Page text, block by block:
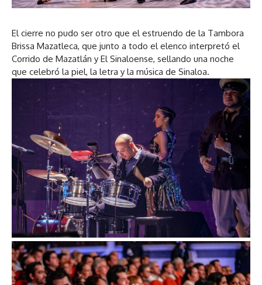
El cierre no pudo ser otro que el estruendo de la Tambora
Brissa Mazatleca, que junto a todo el elenco interpretó el
Corrido de Mazatlán y El Sinaloense, sellando una noche
que celebró la piel, la letra y la música de Sinaloa.